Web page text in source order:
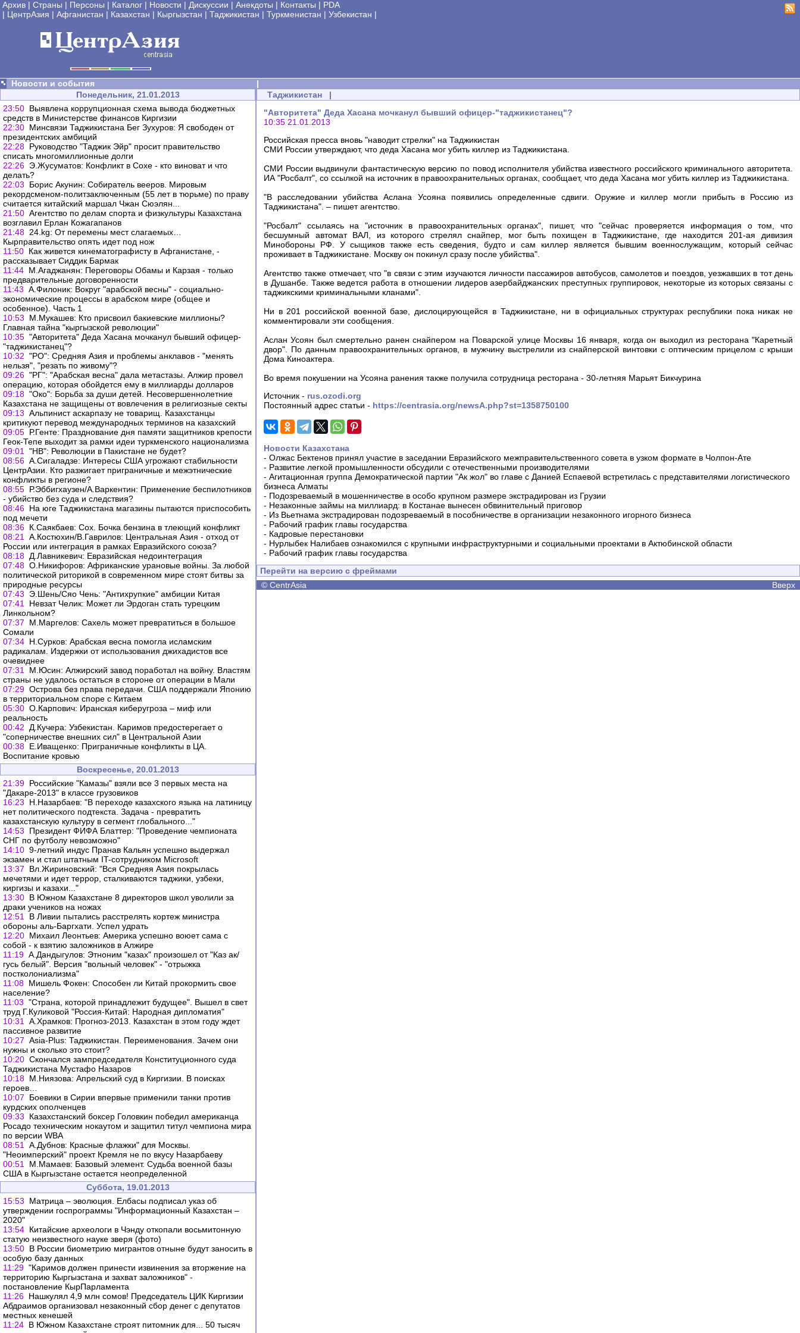
Архив | Страны | Персоны | Каталог | Новости | Дискуссии | Анекдоты | Контакты | PDA
| ЦентрАзия | Афганистан | Казахстан | Кыргызстан | Таджикистан | Туркменистан | Узбекистан |
Новости и события
|
Понедельник, 21.01.2013
23:50 Выявлена коррупционная схема вывода бюджетных
средств в Министерстве финансов Киргизии
22:30 Минсвязи Таджикистана Бег Зухуров: Я свободен от
президентских амбиций
22:28 Руководство "Таджик Эйр" просит правительство
списать многомиллионные долги
22:26 Э.Жусуматов: Конфликт в Сохе - кто виноват и что
делать?
22:03
Борис Акунин: Собиратель вееров. Мировым
рекордсменом-политзаключенным (55 лет в тюрьме) по праву
считается китайский маршал Чжан Сюэлян...
21:50 Агентство по делам спорта и физкультуры Казахстана
возглавил Ерлан Кожагапанов
21:48 24.kg: От перемены мест слагаемых…
Кырправительство опять идет под нож
11:50 Как живется кинематографисту в Афганистане, -
рассказывает Сиддик Бармак
11:44 М.Агаджанян: Переговоры Обамы и Карзая - только
предварительные договоренности
11:43 А.Филоник: Вокруг "арабской весны" - социально-
экономические процессы в арабском мире (общее и
особенное). Часть 1
10:53
М.Мукашев: Кто присвоил бакиевские миллионы?
Главная тайна "кыргызской революции"
10:35 "Авторитета" Деда Хасана мочканул бывший офицер-
"таджикистанец"?
10:32 "РО": Средняя Азия и проблемы анклавов - "менять
нельзя", "резать по живому"?
09:26 "РГ": "Арабская весна" дала метастазы. Алжир провел
операцию, которая обойдется ему в миллиарды долларов
09:18 "Око": Борьба за души детей. Несовершеннолетние
Казахстана не защищены от вовлечения в религиозные секты
09:13 Альпинист аскарпазу не товарищ. Казахстанцы
критикуют перевод международных терминов на казахский
09:05 Р.Генте: Празднование дня памяти защитников крепости
Геок-Тепе выходит за рамки идеи туркменского национализма
09:01
"НВ": Революции в Пакистане не будет?
08:56 А.Сигаладзе: Интересы США угрожают стабильности
ЦентрАзии. Кто разжигает приграничные и межэтнические
конфликты в регионе?
08:55 Р.Эббигхаузен/А.Варкентин: Применение беспилотников
- убийство без суда и следствия?
08:46 На юге Таджикистана магазины пытаются приспособить
под мечети
08:36 К.Саякбаев: Сох. Бочка бензина в тлеющий конфликт
08:21
А.Костюхин/В.Гаврилов: Центральная Азия - отход от
России или интеграция в рамках Евразийского союза?
08:18 Д.Лавникевич: Евразийская недоинтеграция
07:48 О.Никифоров: Африканские урановые войны. За любой
политической риторикой в современном мире стоят битвы за
природные ресурсы
07:43
Э.Шень/Сяо Чень: "Антихрупкие" амбиции Китая
07:41
Невзат Челик: Может ли Эрдоган стать турецким
Линкольном?
07:37
М.Маргелов: Сахель может превратиться в большое
Сомали
07:34 Н.Сурков: Арабская весна помогла исламским
радикалам. Издержки от использования джихадистов все
очевиднее
07:31
М.Юсин: Алжирский завод поработал на войну. Властям
страны не удалось остаться в стороне от операции в Мали
07:29 Острова без права передачи. США поддержали Японию
в территориальном споре с Китаем
05:30 О.Карпович: Иранская киберугроза – миф или
реальность
00:42
Д.Кучера: Узбекистан. Каримов предостерегает о
"соперничестве внешних сил" в Центральной Азии
00:38 Е.Иващенко: Приграничные конфликты в ЦА.
Воспитание кровью
Воскресенье, 20.01.2013
21:39 Российские "Камазы" взяли все 3 первых места на
"Дакаре-2013" в классе грузовиков
16:23
Н.Назарбаев: "В переходе казахского языка на латиницу
нет политического подтекста. Задача - превратить
казахстанскую культуру в сегмент глобального..."
14:53
Президент ФИФА Блаттер: "Проведение чемпионата
СНГ по футболу невозможно"
14:10 9-летний индуc Пранав Кальян успешно выдержал
экзамен и стал штатным IT-сотрудником Microsoft
13:37
Вл.Жириновский: "Вся Средняя Азия покрылась
мечетями и идет террор, сталкиваются таджики, узбеки,
киргизы и казахи..."
13:30 В Южном Казахстане 8 директоров школ уволили за
драки учеников на ножах
12:51
В Ливии пытались расстрелять кортеж министра
обороны аль-Баргхати. Успел удрать
12:20 Михаил Леонтьев: Америка успешно воюет сама с
собой - к взятию заложников в Алжире
11:19 А.Дандыгулов: Этноним "казах" произошел от "Каз ак/
гусь белый". Версия "вольный человек" - "отрыжка
постколониализма"
11:08 Мишель Фокен: Способен ли Китай прокормить свое
население?
11:03 "Страна, которой принадлежит будущее". Вышел в свет
труд Г.Куликовой "Россия-Китай: Народная дипломатия"
10:31
А.Храмков: Прогноз-2013. Казахстан в этом году ждет
пассивное развитие
10:27 Asia-Plus: Таджикистан. Переименования. Зачем они
нужны и сколько это стоит?
10:20 Скончался зампредседателя Конституционного суда
Таджикистана Мустафо Назаров
10:18 М.Ниязова: Апрельский суд в Киргизии. В поисках
героев…
10:07
Боевики в Сирии впервые применили танки против
курдских ополченцев
09:33
Казахстанский боксер Головкин победил американца
Росадо техническим нокаутом и защитил титул чемпиона мира
по версии WBA
08:51
А.Дубнов: Красные флажки" для Москвы.
"Неоимперский" проект Кремля не по вкусу Назарбаеву
00:51
М.Мамаев: Базовый элемент. Судьба военной базы
США в Кыргызстане остается неопределенной
Суббота, 19.01.2013
15:53
Матрица – эволюция. Елбасы подписал указ об
утверждении госпрограммы "Информационный Казахстан –
2020"
13:54 Китайские археологи в Чэнду откопали восьмитонную
статую неизвестного науке зверя (фото)
13:50 В России биометрию мигрантов отныне будут заносить в
особую базу данных
11:29 "Каримов должен принести извинения за вторжение на
территорию Кыргызстана и захват заложников" -
постановление КырПарламента
11:26 Нашкулял 4,9 млн сомов! Председатель ЦИК Киргизии
Абдраимов организовал незаконный сбор денег с депутатов
местных кенешей
11:24 В Южном Казахстане строят питомник для... 50 тысяч
Таджикистан |
"Авторитета" Деда Хасана мочканул бывший офицер-"таджикистанец"?
10:35 21.01.2013
Российская пресса вновь "наводит стрелки" на Таджикистан
СМИ России утверждают, что деда Хасана мог убить киллер из Таджикистана.
СМИ России выдвинули фантастическую версию по повод исполнителя убийства известного российского криминального авторитета.
ИА "Росбалт", со ссылкой на источник в правоохранительных органах, сообщает, что деда Хасана мог убить киллер из Таджикистана.
"В расследовании убийства Аслана Усояна появились определенные сдвиги. Оружие и киллер могли прибыть в Россию из
Таджикистана". – пишет агентство.
"Росбалт" ссылаясь на "источник в правоохранительных органах", пишет, что "сейчас проверяется информация о том, что
бесшумный автомат ВАЛ, из которого стрелял снайпер, мог быть похищен в Таджикистане, где находится 201-ая дивизия
Минобороны РФ. У сыщиков также есть сведения, будто и сам киллер является бывшим военнослужащим, который сейчас
проживает в Таджикистане. Москву он покинул сразу после убийства".
Агентство также отмечает, что "в связи с этим изучаются личности пассажиров автобусов, самолетов и поездов, уезжавших в тот день
в Душанбе. Также ведется работа в отношении лидеров азербайджанских преступных группировок, некоторые из которых связаны с
таджикскими криминальными кланами".
Ни в 201 российской военной базе, дислоцирующейся в Таджикистане, ни в официальных структурах республики пока никак не
комментировали эти сообщения.
Аслан Усоян был смертельно ранен снайпером на Поварской улице Москвы 16 января, когда он выходил из ресторана "Каретный
двор". По данным правоохранительных органов, в мужчину выстрелили из снайперской винтовки с оптическим прицелом с крыши
Дома Киноактера.
Во время покушении на Усояна ранения также получила сотрудница ресторана - 30-летняя Марьят Бикчурина
Источник - rus.ozodi.org
Постоянный адрес статьи - https://centrasia.org/newsA.php?st=1358750100
Новости Казахстана
- Олжас Бектенов принял участие в заседании Евразийского межправительственного совета в узком формате в Чолпон-Ате
- Развитие легкой промышленности обсудили с отечественными производителями
- Агитационная группа Демократической партии "Ак жол" во главе с Данией Еспаевой встретилась с представителями логистического
бизнеса Алматы
- Подозреваемый в мошенничестве в особо крупном размере экстрадирован из Грузии
- Незаконные займы на миллиард: в Костанае вынесен обвинительный приговор
- Из Вьетнама экстрадирован подозреваемый в пособничестве в организации незаконного игорного бизнеса
- Рабочий график главы государства
- Кадровые перестановки
- Нурлыбек Налибаев ознакомился с крупными инфраструктурными и социальными проектами в Актюбинской области
- Рабочий график главы государства
Перейти на версию с фреймами
© CentrAsia Вверх